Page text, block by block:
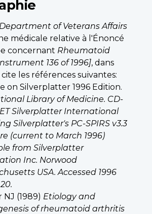
Department of Veterans Affairs
médicale relative à l'Énoncé
concernant Rheumatoid
136 of 1996], dans
les références suivantes:
on Silverplatter 1996 Edition.
Library of Medicine. CD-
Silverplatter International
Silverplatter's PC-SPIRS v3.3
(current to March 1996)
from Silverplatter
Inc. Norwood
USA. Accessed 1996
NJ (1989) Etiology and
of rheumatoid arthritis